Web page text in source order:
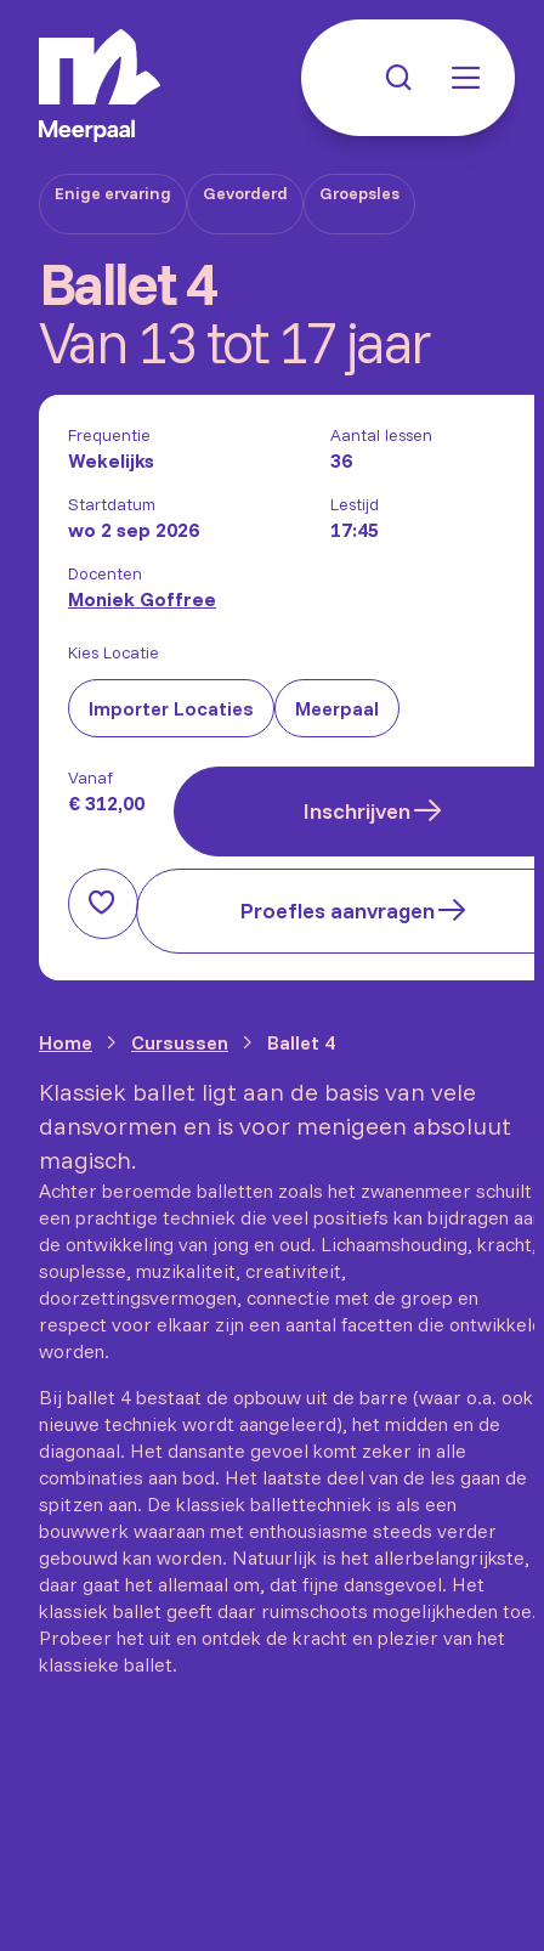
Enige ervaring Gevorderd Groepsles
Ballet 4
Van 13 tot 17 jaar
Frequentie
Wekelijks
Aantal lessen
36
Startdatum
wo 2 sep 2026
Lestijd
17:45
Docenten
Moniek Goffree
Kies Locatie
Importer Locaties Meerpaal
Vanaf
€ 312,00 Inschrijven
Proefles aanvragen
Home Cursussen Ballet 4
Klassiek ballet ligt aan de basis van vele
dansvormen en is voor menigeen absoluut
magisch.
Achter beroemde balletten zoals het zwanenmeer schuilt
een prachtige techniek die veel positiefs kan bijdragen aan
de ontwikkeling van jong en oud. Lichaamshouding, kracht,
souplesse, muzikaliteit, creativiteit,
doorzettingsvermogen, connectie met de groep en
respect voor elkaar zijn een aantal facetten die ontwikkeld
worden.
Bij ballet 4 bestaat de opbouw uit de barre (waar o.a. ook
nieuwe techniek wordt aangeleerd), het midden en de
diagonaal. Het dansante gevoel komt zeker in alle
combinaties aan bod. Het laatste deel van de les gaan de
spitzen aan. De klassiek ballettechniek is als een
bouwwerk waaraan met enthousiasme steeds verder
gebouwd kan worden. Natuurlijk is het allerbelangrijkste,
daar gaat het allemaal om, dat fijne dansgevoel. Het
klassiek ballet geeft daar ruimschoots mogelijkheden toe.
Probeer het uit en ontdek de kracht en plezier van het
klassieke ballet.